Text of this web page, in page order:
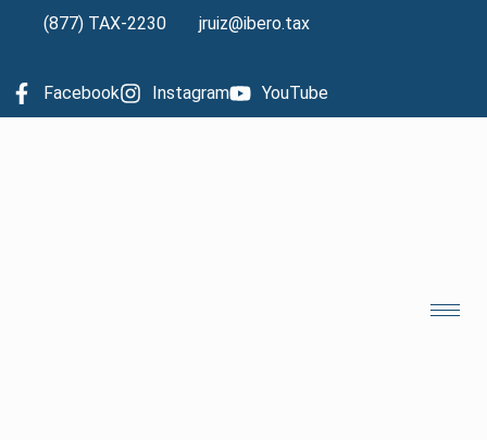
(877) TAX-2230 jruiz@ibero.tax
Facebook Instagram YouTube